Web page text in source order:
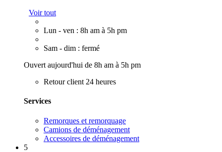
Voir tout
Lun - ven : 8h am à 5h pm
Sam - dim : fermé
Ouvert aujourd'hui de 8h am à 5h pm
Retour client 24 heures
Services
Remorques et remorquage
Camions de déménagement
Accessoires de déménagement
5